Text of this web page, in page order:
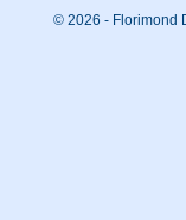
© 2026 - Florimond